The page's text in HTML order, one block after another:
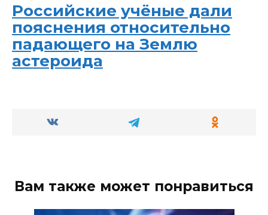
Российские учёные дали
пояснения относительно
падающего на Землю
астероида
Вам также может понравиться